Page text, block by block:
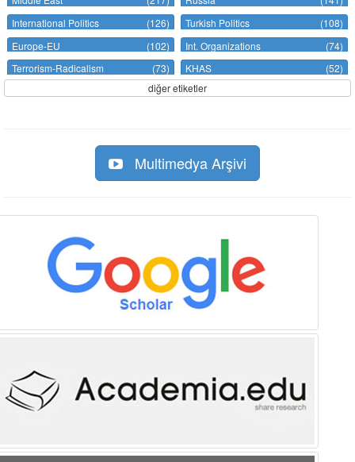
International Politics
(126) Turkish Politics
(108)
Europe-EU
(102) Int. Organizations
(74)
Terrorism-Radicalism
(73) KHAS
(52)
diğer etiketler
Multimedya Arşivi